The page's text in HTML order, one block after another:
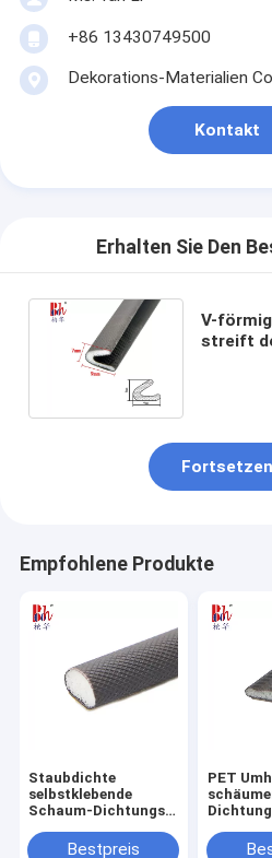
+86 13430749500
Dekorations-Materialien
Kontakt
Erhalten Sie Den
V-
streift
Fortsetzen
Empfohlene Produkte
Staubdichte
selbstklebende
Schaum-Dichtungs-
Bestpreis
PET